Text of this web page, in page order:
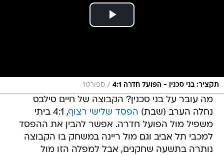
תקציר: בני סכנין - הפועל חדרה 4:1 / ספורט1
מה עובר על בני סכנין? הקבוצה של חיים סילבס
נחלה הערב (שבת) הפסד שלישי רצוף
, 4:1 ביתי
משפיל מול הפועל חדרה. אפשר להבין את ההפסד
למכבי תל אביב וגם מול ריינה במשחק בו הקבוצה
נותרה בתשעה שחקנים, אבל למפלה הזו מול